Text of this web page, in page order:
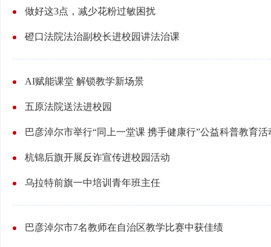
做好这3点，减少花粉过敏困扰
磴口法院法治副校长进校园讲法治课
AI赋能课堂 解锁教学新场景
五原法院送法进校园
巴彦淖尔市举行“同上一堂课 携手健康行”公益科普教育活
杭锦后旗开展反诈宣传进校园活动
乌拉特前旗一中培训青年班主任
巴彦淖尔市7名教师在自治区教学比赛中获佳绩